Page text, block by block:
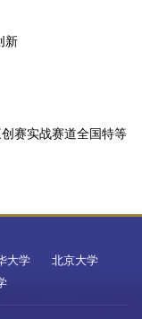
新
赛实战赛道全国特等
大学
北京大学